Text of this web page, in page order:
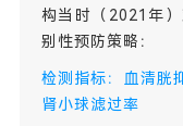
构当时（2021年
别性预防策略：
检测指标：血清胱
肾小球滤过率